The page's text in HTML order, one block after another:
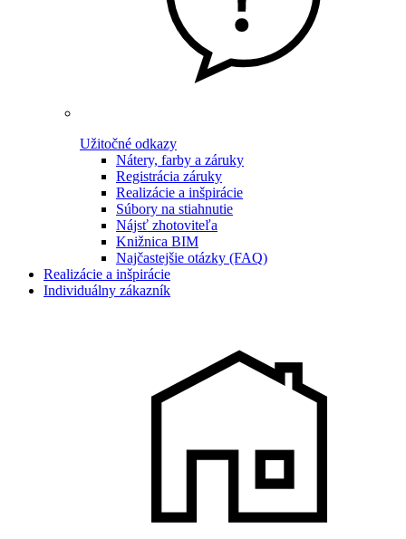
Užitočné odkazy
Nátery, farby a záruky
Registrácia záruky
Realizácie a inšpirácie
Súbory na stiahnutie
Nájsť zhotoviteľa
Knižnica BIM
Najčastejšie otázky (FAQ)
Realizácie a inšpirácie
Individuálny zákazník